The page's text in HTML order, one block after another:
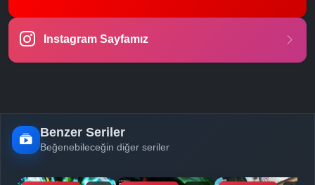
Instagram Sayfamız
Benzer Seriler
Beğenebileceğin diğer seriler